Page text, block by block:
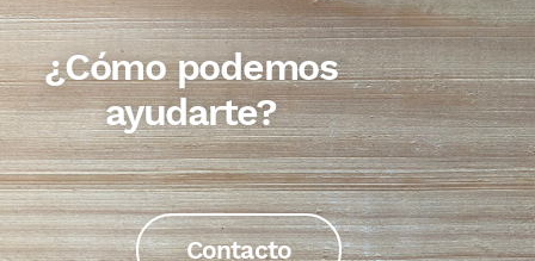
¿Cómo podemos
ayudarte?
Contacto